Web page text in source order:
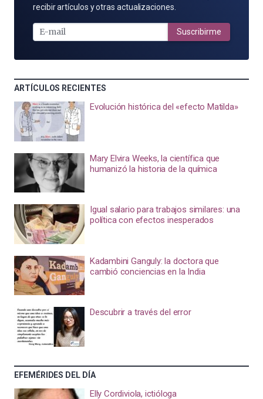
POR
MAIL
recibir artículos y otras actualizaciones.
Suscribirme
ARTÍCULOS RECIENTES
Evolución histórica del «efecto Matilda»
Mary Elvira Weeks, la científica que
humanizó la historia de la química
Igual salario para trabajos similares: una
política con efectos inesperados
Kadambini Ganguly: la doctora que
cambió conciencias en la India
Descubrir a través del error
EFEMÉRIDES DEL DÍA
Elly Cordiviola, ictióloga